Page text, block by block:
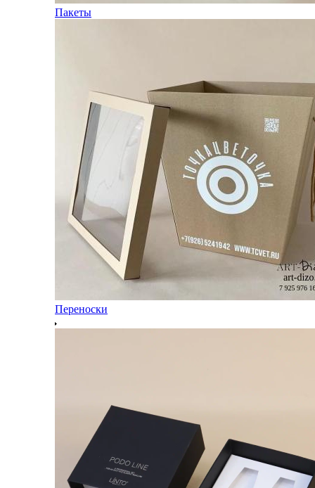
Пакеты
Переноски